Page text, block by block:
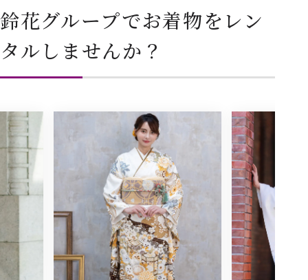
鈴花グループでお着物をレン
タルしませんか？